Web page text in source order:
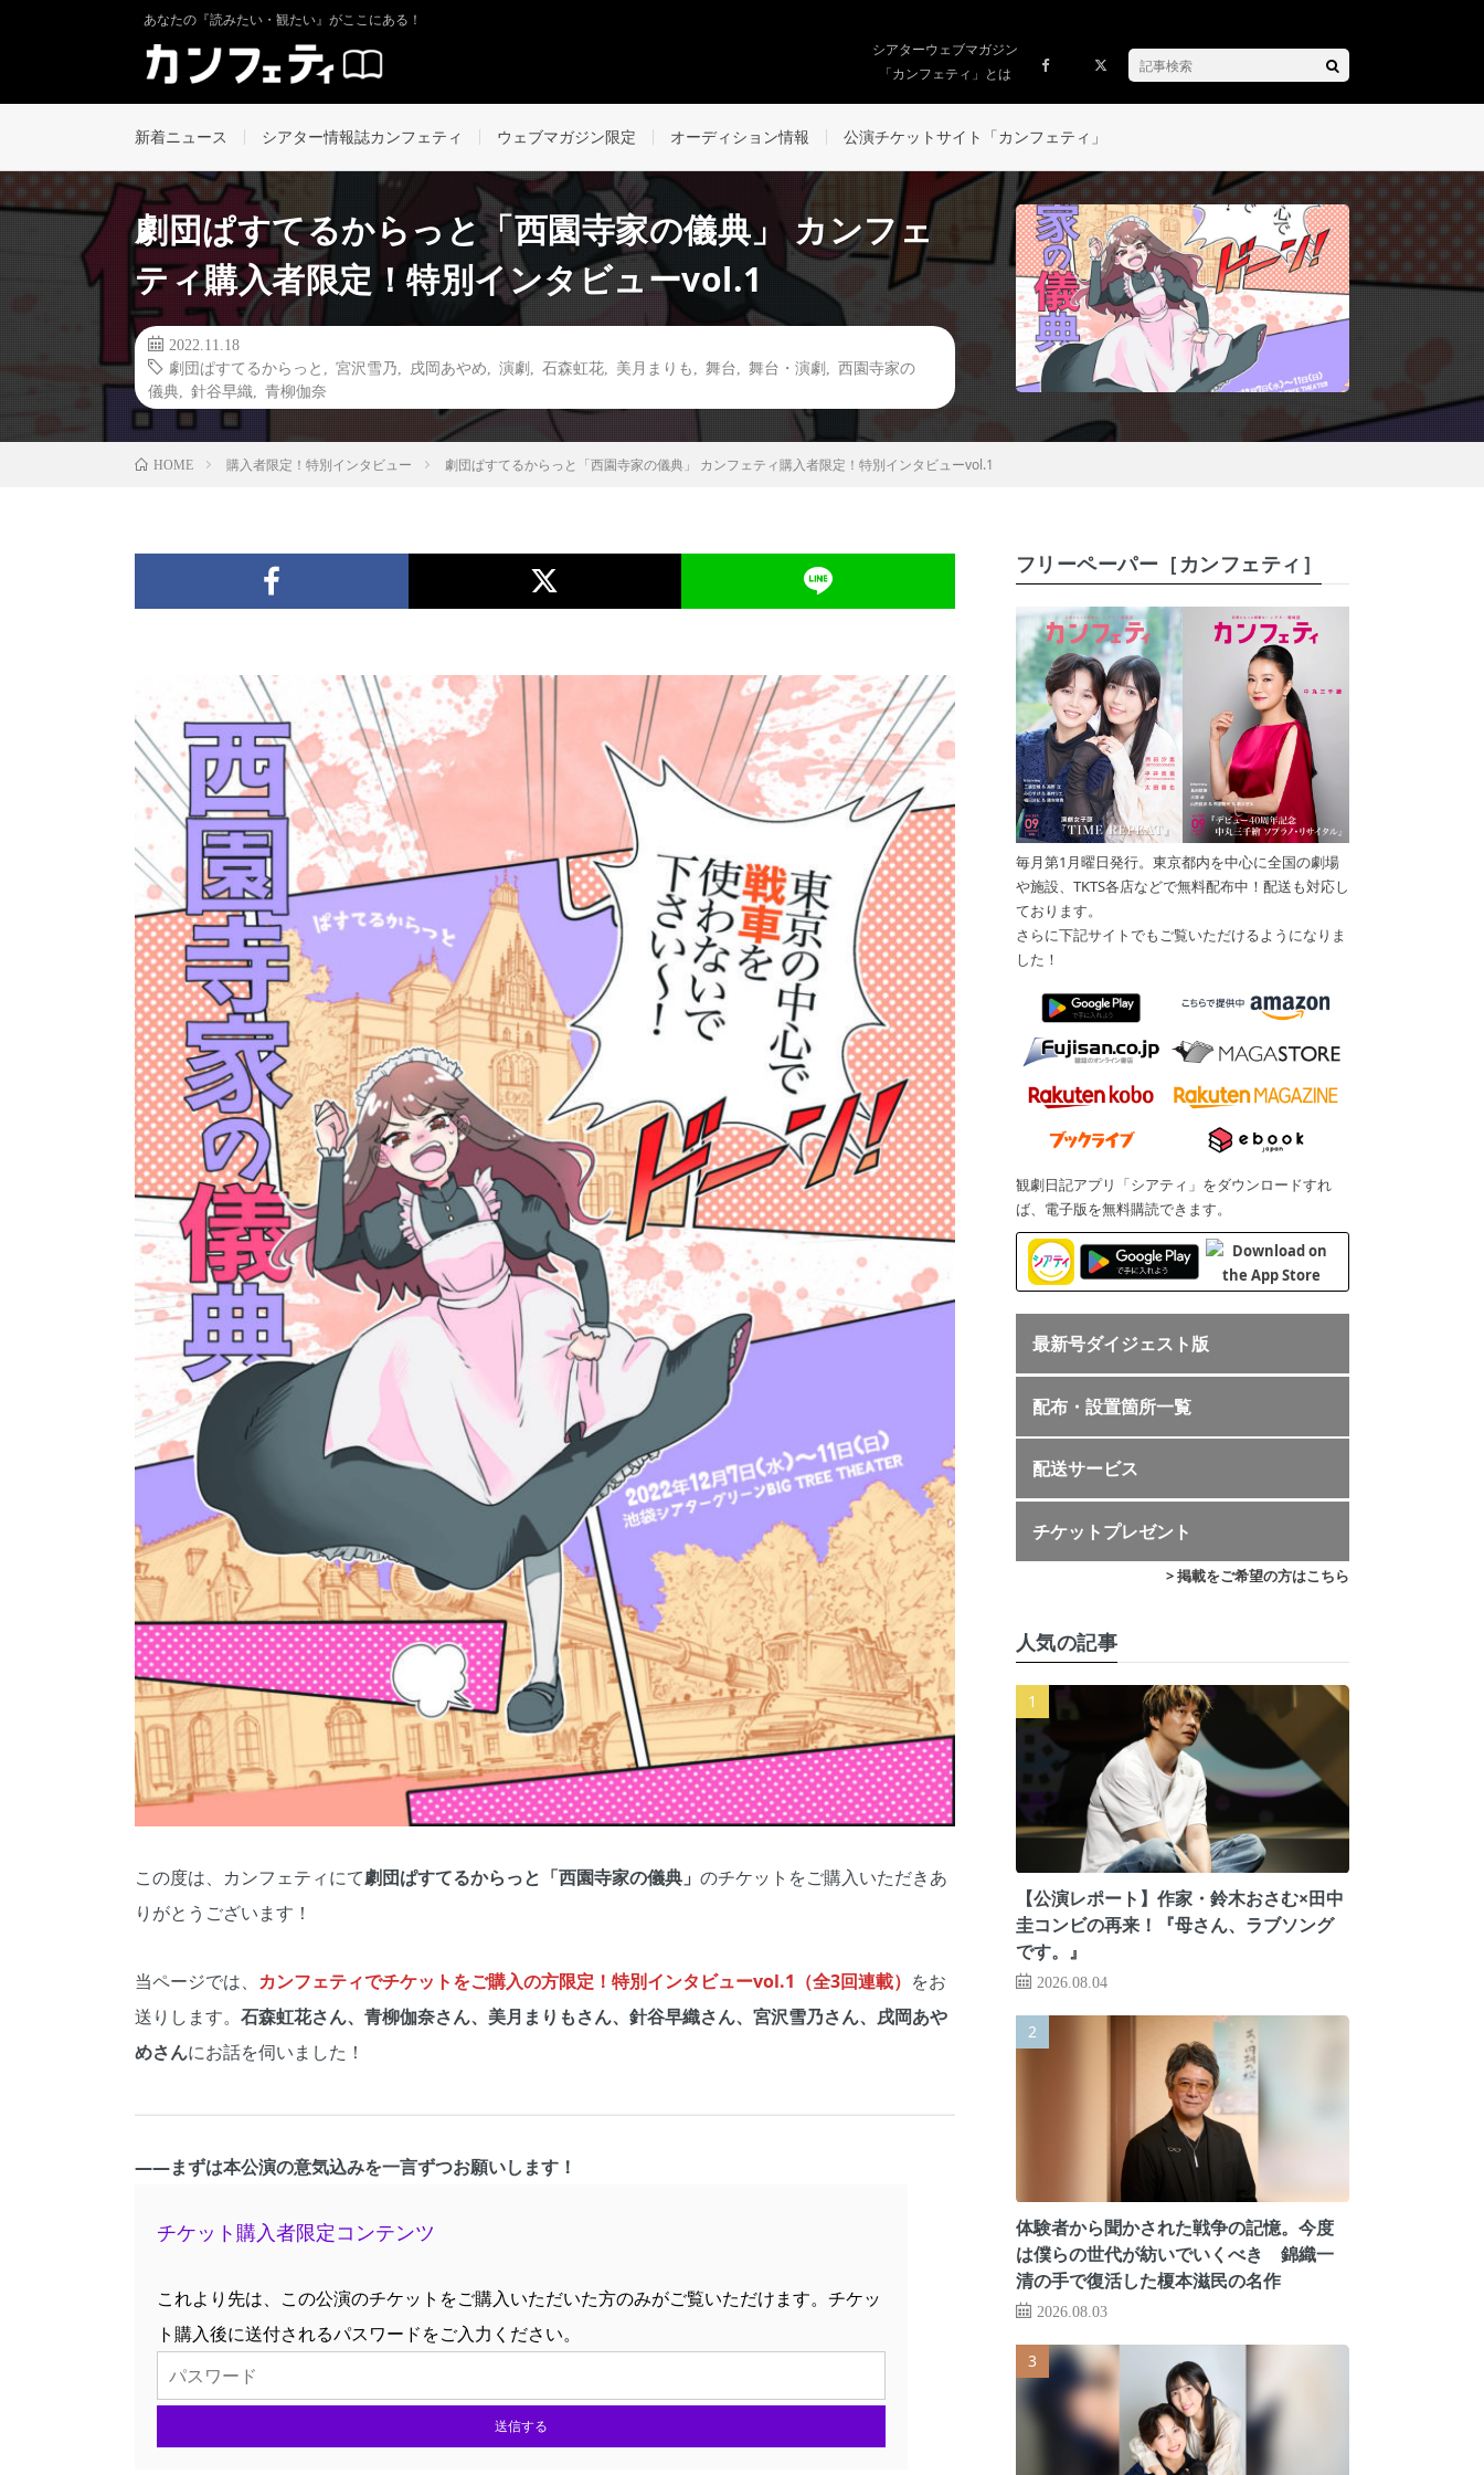
あなたの『読みたい・観たい』がここにある！
シアターウェブマガジン
「カンフェティ」とは
新着ニュース シアター情報誌カンフェティ ウェブマガジン限定 オーディション情報 公演チケットサイト「カンフェティ」
劇団ぱすてるからっと「西園寺家の儀典」 カンフェ
ティ購入者限定！特別インタビューvol.1
2022.11.18
劇団ぱすてるからっと
宮沢雪乃 戌岡あやめ 演劇 石森虹花 美月まりも 舞台 舞台・演劇
西園寺家の
儀典
針谷早織 青柳伽奈
HOME 購入者限定！特別インタビュー 劇団ぱすてるからっと「西園寺家の儀典」 カンフェティ購入者限定！特別インタビューvol.1
この度は、カンフェティにて劇団ぱすてるからっと「西園寺家の儀典」 のチケットをご購入いただきあ
りがとうございます！
当ページでは、 カンフェティでチケットをご購入の方限定！特別インタビューvol.1（全3回連載） をお
送りします。 石森虹花さん、青柳伽奈さん、美月まりもさん、針谷早織さん、宮沢雪乃さん、戌岡あや
めさんにお話を伺いました！
――まずは本公演の意気込みを一言ずつお願いします！
チケット購入者限定コンテンツ
これより先は、この公演のチケットをご購入いただいた方のみがご覧いただけます。チケッ
ト購入後に送付されるパスワードをご入力ください。
送信する
フリーペーパー［カンフェティ］
毎月第1月曜日発行。東京都内を中心に全国の劇場
や施設、TKTS各店などで無料配布中！配送も対応し
ております。
さらに下記サイトでもご覧いただけるようになりま
した！
観劇日記アプリ「シアティ」をダウンロードすれ
ば、電子版を無料購読できます。
最新号ダイジェスト版
配布・設置箇所一覧
配送サービス
チケットプレゼント
> 掲載をご希望の方はこちら
人気の記事
【公演レポート】作家・鈴木おさむ×田中
圭コンビの再来！『母さん、ラブソング
です。』
2026.08.04
体験者から聞かされた戦争の記憶。今度
は僕らの世代が紡いでいくべき 錦織一
清の手で復活した榎本滋民の名作
2026.08.03